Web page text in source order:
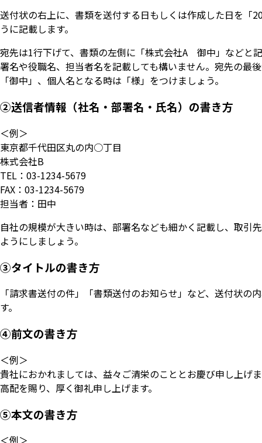
送付状の右上に、書類を送付する日もしくは作成した日を「
うに記載します。
宛先は1行下げて、書類の左側に「株式会社A 御中」などと
署名や役職名、担当者名を記載しても構いません。宛先の最
「御中」、個人名となる時は「様」をつけましょう。
②送信者情報（社名・部署名・氏名）の書き方
＜例＞
東京都千代田区丸の内○丁目
株式会社B
TEL：03-1234-5679
FAX：03-1234-5679
担当者：田中
自社の規模が大きい時は、部署名なども細かく記載し、取引
ようにしましょう。
③タイトルの書き方
「請求書送付の件」「書類送付のお知らせ」など、送付状の
す。
④前文の書き方
＜例＞
貴社におかれましては、益々ご清栄のこととお慶び申し上げ
高配を賜り、厚く御礼申し上げます。
⑤本文の書き方